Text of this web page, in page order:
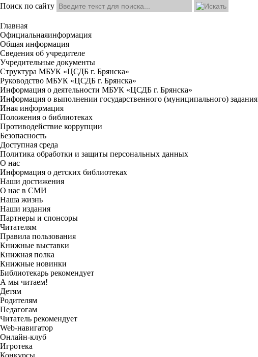
Поиск по сайту
Главная
Официальнаяинформация
Общая информация
Сведения об учредителе
Учредительные документы
Структура МБУК «ЦСДБ г. Брянска»
Руководство МБУК «ЦСДБ г. Брянска»
Информация о деятельности МБУК «ЦСДБ г. Брянска»
Информация о выполнении государственного (муниципального) задания
Иная информация
Положения о библиотеках
Противодействие коррупции
Безопасность
Доступная среда
Политика обработки и защиты персональных данных
О нас
Информация о детских библиотеках
Наши достижения
О нас в СМИ
Наша жизнь
Наши издания
Партнеры и спонсоры
Читателям
Правила пользования
Книжные выставки
Книжная полка
Книжные новинки
Библиотекарь рекомендует
А мы читаем!
Детям
Родителям
Педагогам
Читатель рекомендует
Web-навигатор
Онлайн-клуб
Игротека
Конкурсы